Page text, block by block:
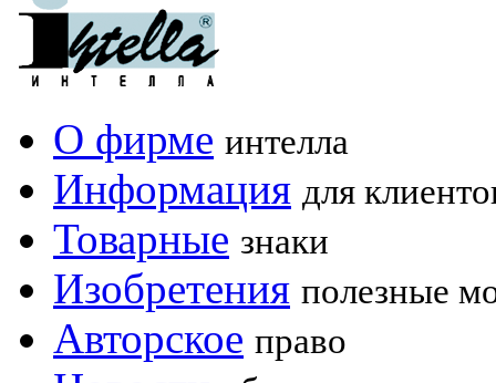
О фирме интелла
Информация для
Товарные знаки
Изобретения полезные
Авторское право